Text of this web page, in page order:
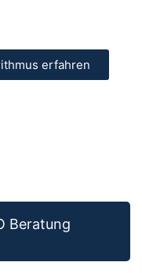
erfahren
Beratung